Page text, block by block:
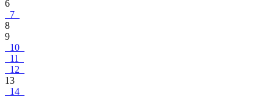
6
7
8
9
10
11
12
13
14